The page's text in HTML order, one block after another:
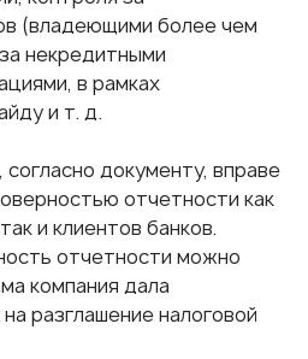
(владеющими более чем
некредитными
в рамках
и т. д.
документу, вправе
отчетности как
и клиентов банков.
отчетности можно
компания дала
разглашение налоговой